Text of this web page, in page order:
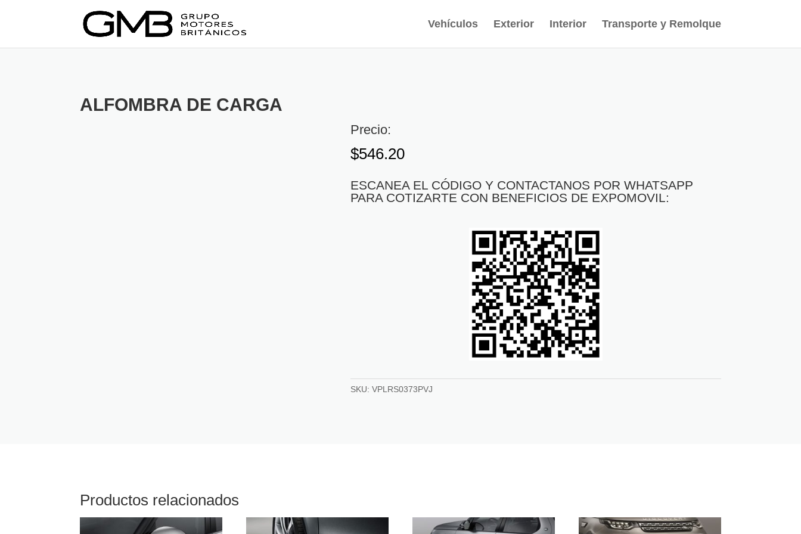
Vehículos Exterior Interior Transporte y Remolque
ALFOMBRA DE CARGA
Precio:
$546.20
ESCANEA EL CÓDIGO Y CONTACTANOS POR WHATSAPP
PARA COTIZARTE CON BENEFICIOS DE EXPOMOVIL:
SKU:VPLRS0373PVJ
Productos relacionados